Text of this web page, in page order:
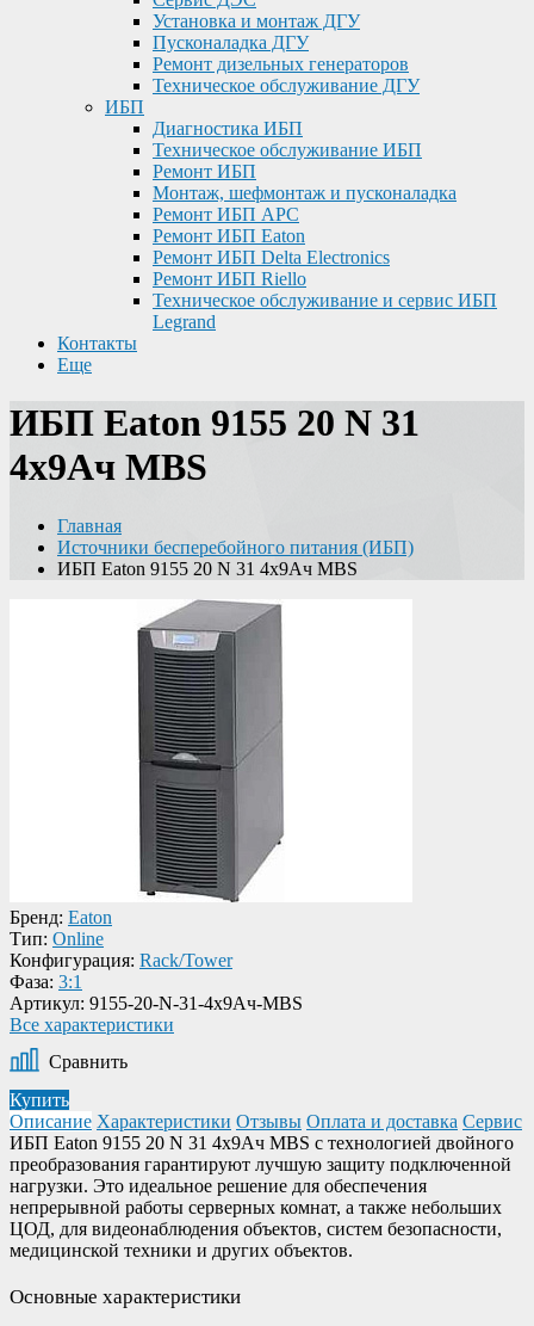
Установка и монтаж ДГУ
Пусконаладка ДГУ
Ремонт дизельных генераторов
Техническое обслуживание ДГУ
ИБП
Диагностика ИБП
Техническое обслуживание ИБП
Ремонт ИБП
Монтаж, шефмонтаж и пусконаладка
Ремонт ИБП APC
Ремонт ИБП Eaton
Ремонт ИБП Delta Electronics
Ремонт ИБП Riello
Техническое обслуживание и сервис ИБП
Legrand
Контакты
Еще
ИБП Eaton 9155 20 N 31
4x9Ач MBS
Главная
Источники бесперебойного питания (ИБП)
ИБП Eaton 9155 20 N 31 4x9Ач MBS
Бренд: Eaton
Тип: Online
Конфигурация: Rack/Tower
Фаза: 3:1
Артикул: 9155-20-N-31-4x9Ач-MBS
Все характеристики
Сравнить
Купить
Описание Характеристики Отзывы Оплата и доставка Сервис
ИБП Eaton 9155 20 N 31 4x9Ач MBS c технологией двойного
преобразования гарантируют лучшую защиту подключенной
нагрузки. Это идеальное решение для обеспечения
непрерывной работы серверных комнат, а также небольших
ЦОД, для видеонаблюдения объектов, систем безопасности,
медицинской техники и других объектов.
Основные характеристики